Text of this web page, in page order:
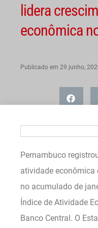
lidera
econômica
Publicado em 29 junho,
Pernambuco
atividade econômica
no acumulado de
Índice de Atividade
Banco Central. O